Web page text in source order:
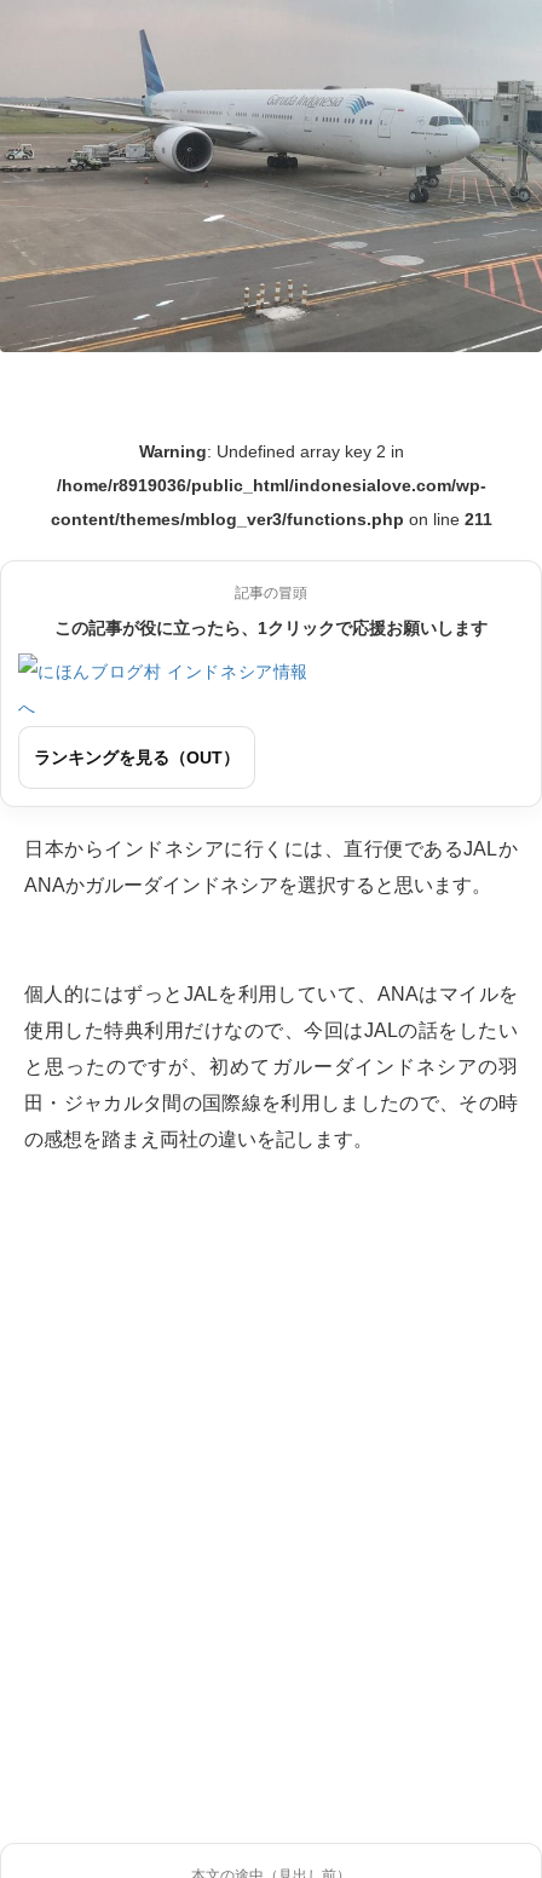
Warning: Undefined array key 2 in
/home/r8919036/public_html/indonesialove.com/wp-
content/themes/mblog_ver3/functions.php on line 211
記事の冒頭
この記事が役に立ったら、1クリックで応援お願いします
ランキングを見る（OUT）
日本からインドネシアに行くには、直行便であるJALか
ANAかガルーダインドネシアを選択すると思います。
個人的にはずっとJALを利用していて、ANAはマイルを
使用した特典利用だけなので、今回はJALの話をしたい
と思ったのですが、初めてガルーダインドネシアの羽
田・ジャカルタ間の国際線を利用しましたので、その時
の感想を踏まえ両社の違いを記します。